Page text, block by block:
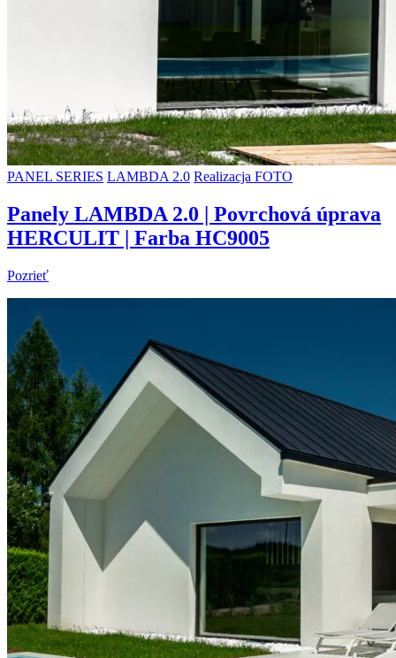
PANEL SERIES LAMBDA 2.0 Realizacja FOTO
Panely LAMBDA 2.0 | Povrchová úprava
HERCULIT | Farba HC9005
Pozrieť